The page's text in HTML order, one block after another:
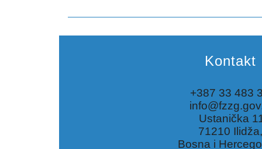
Kontakt
+387 33 483
Ustanička
71210 Ilidža,
Bosna i